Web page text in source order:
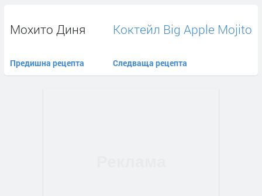
Мохито Диня
Предишна рецепта
Коктейл Big Apple Mojito
Следваща рецепта